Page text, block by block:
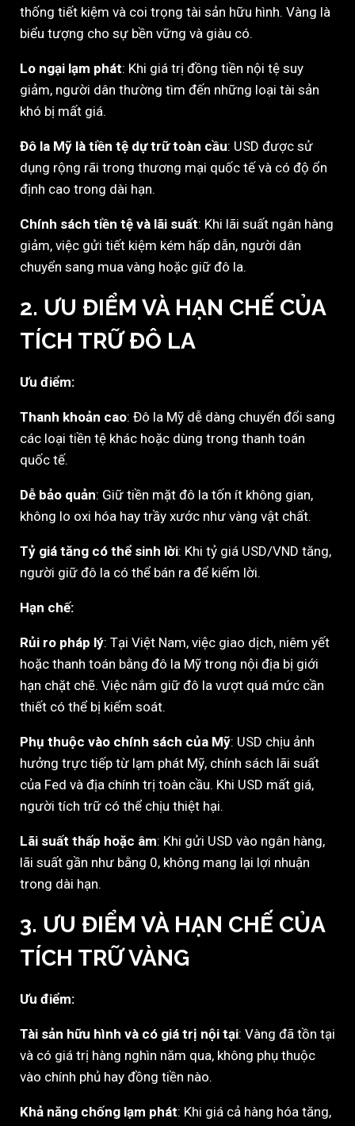
thống tiết kiệm và coi trọng tài sản hữu hình. Vàng là
biểu tượng cho sự bền vững và giàu có.
Lo ngại lạm phát: Khi giá trị đồng tiền nội tệ suy
giảm, người dân thường tìm đến những loại tài sản
khó bị mất giá.
Đô la Mỹ là tiền tệ dự trữ toàn cầu: USD được sử
dụng rộng rãi trong thương mại quốc tế và có độ ổn
định cao trong dài hạn.
Chính sách tiền tệ và lãi suất: Khi lãi suất ngân hàng
giảm, việc gửi tiết kiệm kém hấp dẫn, người dân
chuyển sang mua vàng hoặc giữ đô la.
2. ƯU ĐIỂM VÀ HẠN CHẾ CỦA
TÍCH TRỮ ĐÔ LA
Ưu điểm:
Thanh khoản cao: Đô la Mỹ dễ dàng chuyển đổi sang
các loại tiền tệ khác hoặc dùng trong thanh toán
quốc tế.
Dễ bảo quản: Giữ tiền mặt đô la tốn ít không gian,
không lo oxi hóa hay trầy xước như vàng vật chất.
Tỷ giá tăng có thể sinh lời: Khi tỷ giá USD/VND tăng,
người giữ đô la có thể bán ra để kiếm lời.
Hạn chế:
Rủi ro pháp lý: Tại Việt Nam, việc giao dịch, niêm yết
hoặc thanh toán bằng đô la Mỹ trong nội địa bị giới
hạn chặt chẽ. Việc nắm giữ đô la vượt quá mức cần
thiết có thể bị kiểm soát.
Phụ thuộc vào chính sách của Mỹ: USD chịu ảnh
hưởng trực tiếp từ lạm phát Mỹ, chính sách lãi suất
của Fed và địa chính trị toàn cầu. Khi USD mất giá,
người tích trữ có thể chịu thiệt hại.
Lãi suất thấp hoặc âm: Khi gửi USD vào ngân hàng,
lãi suất gần như bằng 0, không mang lại lợi nhuận
trong dài hạn.
3. ƯU ĐIỂM VÀ HẠN CHẾ CỦA
TÍCH TRỮ VÀNG
Ưu điểm:
Tài sản hữu hình và có giá trị nội tại: Vàng đã tồn tại
và có giá trị hàng nghìn năm qua, không phụ thuộc
vào chính phủ hay đồng tiền nào.
Khả năng chống lạm phát: Khi giá cả hàng hóa tăng,